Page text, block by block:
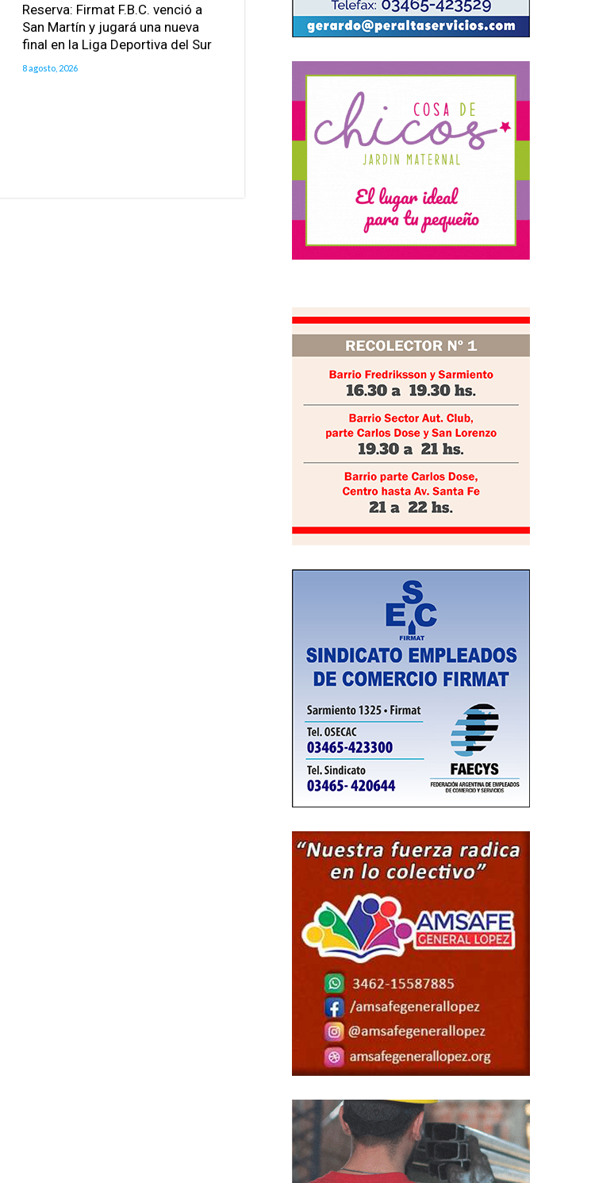
Reserva: Firmat F.B.C. venció a
San Martín y jugará una nueva
final en la Liga Deportiva del Sur
8 agosto, 2026